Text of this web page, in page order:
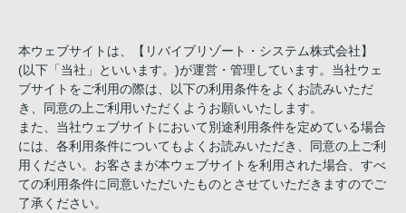
本ウェブサイトは、【リバイブリゾート・システム株式会社】
(以下「当社」といいます。)が運営・管理しています。当社ウェ
ブサイトをご利用の際は、以下の利用条件をよくお読みいただ
き、同意の上ご利用いただくようお願いいたします。
また、当社ウェブサイトにおいて別途利用条件を定めている場合
には、各利用条件についてもよくお読みいただき、同意の上ご利
用ください。お客さまが本ウェブサイトを利用された場合、すべ
ての利用条件に同意いただいたものとさせていただきますのでご
了承ください。